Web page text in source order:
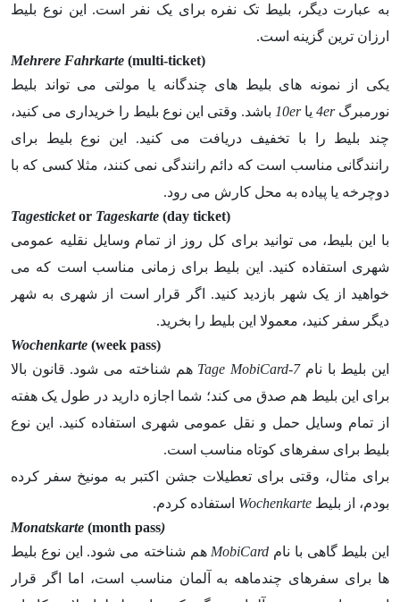
به عبارت دیگر، بلیط تک نفره برای یک نفر است. این نوع بلیط
ارزان ترین گزینه است.
Mehrere Fahrkarte (multi-ticket)
یکی از نمونه های بلیط های چندگانه یا مولتی می تواند بلیط
نورمبرگ4er یا10er باشد. وقتی این نوع بلیط را خریداری می کنید،
چند بلیط را با تخفیف دریافت می کنید. این نوع بلیط برای
رانندگانی مناسب است که دائم رانندگی نمی کنند، مثلا کسی که با
دوچرخه یا پیاده به محل کارش می رود.
Tagesticketor Tageskarte (day ticket)
با این بلیط، می توانید برای کل روز از تمام وسایل نقلیه عمومی
شهری استفاده کنید. این بلیط برای زمانی مناسب است که می
خواهید از یک شهر بازدید کنید. اگر قرار است از شهری به شهر
دیگر سفر کنید، معمولا این بلیط را بخرید.
Wochenkarte (week pass)
این بلیط با نام7-Tage MobiCard
هم شناخته می شود. قانون بالا
برای این بلیط هم صدق می کند؛ شما اجازه دارید در طول یک هفته
از تمام وسایل حمل و نقل عمومی شهری استفاده کنید. این نوع
بلیط برای سفرهای کوتاه مناسب است.
برای مثال، وقتی برای تعطیلات جشن اکتبر به مونیخ سفر کرده
بودم، از بلیط Wochenkarte استفاده کردم.
(Monatskarte
(month pass
این بلیط گاهی با نام MobiCard هم شناخته می شود. این نوع بلیط
ها برای سفرهای چندماهه به آلمان مناسب است، اما اگر قرار